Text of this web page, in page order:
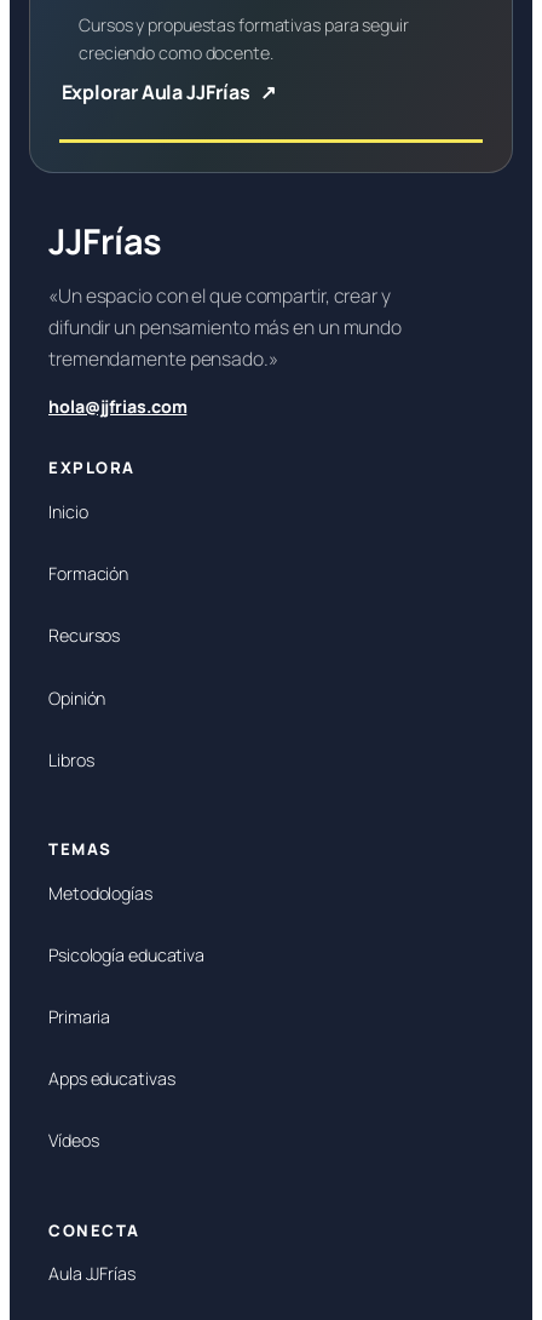
Cursos y propuestas formativas para seguir
creciendo como docente.
Explorar Aula JJFrías
JJFrías
«Un espacio con el que compartir, crear y
difundir un pensamiento más en un mundo
tremendamente pensado.»
hola@jjfrias.com
EXPLORA
Inicio
Formación
Recursos
Opinión
Libros
TEMAS
Metodologías
Psicología educativa
Primaria
Apps educativas
Vídeos
CONECTA
Aula JJFrías